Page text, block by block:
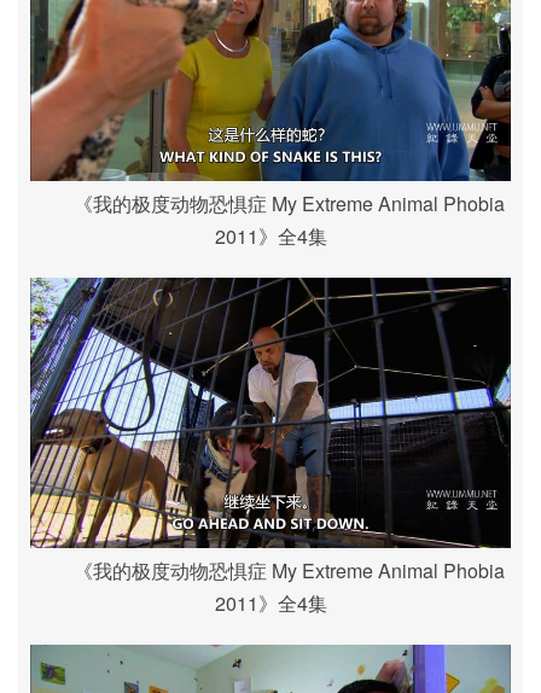
《我的极度动物恐惧症 My Extreme Animal Phobia
2011》全4集
《我的极度动物恐惧症 My Extreme Animal Phobia
2011》全4集